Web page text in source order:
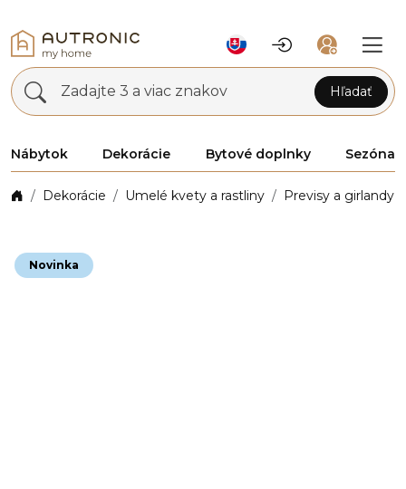
Zadajte 3 a viac znakov Hľadať
Nábytok Dekorácie Bytové doplnky Sezóna
Dekorácie Umelé kvety a rastliny Previsy a girlandy
Novinka